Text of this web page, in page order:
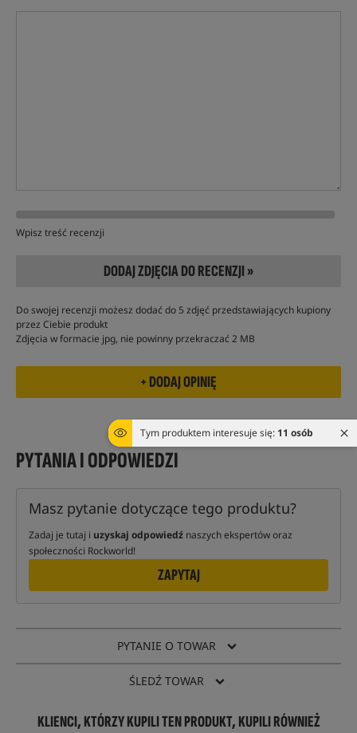
Tym produktem interesuje się: 11 osób
Wpisz treść recenzji
DODAJ ZDJĘCIA DO RECENZJI »
Do swojej recenzji możesz dodać do 5 zdjęć przedstawiających kupiony
przez Ciebie produkt
Zdjęcia w formacie jpg, nie powinny przekraczać 2 MB
PYTANIA I ODPOWIEDZI
Masz pytanie dotyczące tego produktu?
Zadaj je tutaj i uzyskaj odpowiedź naszych ekspertów oraz
społeczności Rockworld!
ZAPYTAJ
PYTANIE O TOWAR
ŚLEDŹ TOWAR
KLIENCI, KTÓRZY KUPILI TEN PRODUKT, KUPILI RÓWNIEŻ